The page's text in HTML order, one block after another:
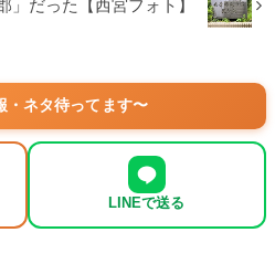
」だった【西宮フォト】
・ネタ待ってます〜
LINEで送る